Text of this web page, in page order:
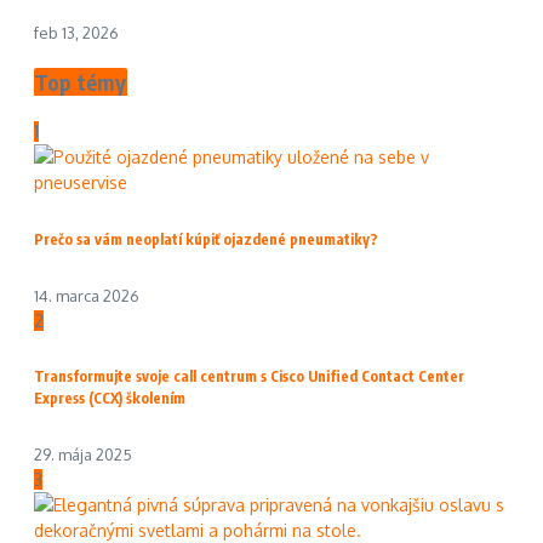
feb 13, 2026
Top témy
1
Prečo sa vám neoplatí kúpiť ojazdené pneumatiky?
14. marca 2026
2
Transformujte svoje call centrum s Cisco Unified Contact Center
Express (CCX) školením
29. mája 2025
3